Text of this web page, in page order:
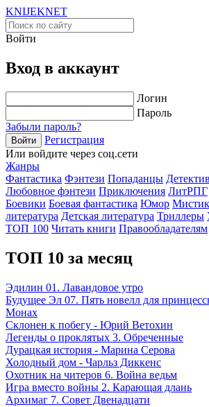
KNIJEKNET
Войти
Вход в аккаунт
Логин
Пароль
Забыли пароль?
Войти
Регистрация
Или войдите через соц.сети
Жанры
Фантастика Фэнтези Попаданцы
Любовное фэнтези Приключения ЛитРПГ
Боевики Боевая фантастика Юмор
литература Детская литература Триллеры
ТОП 100 Читать книги Правообладателям
ТОП 10 за месяц
Эдилин 01. Лавандовое утро
Будущее Эл 07. Пять новелл для
Монах
Склонен к побегу - Юрий Ветохин
Легенды о проклятых 3. Обреченные
Дурацкая история - Марина Серова
Холодный дом - Чарльз Диккенс
Охотник на читеров 6. Война ведьм
Игра вместо войны 2. Карающая длань
Архимаг 7. Совет Двенадцати